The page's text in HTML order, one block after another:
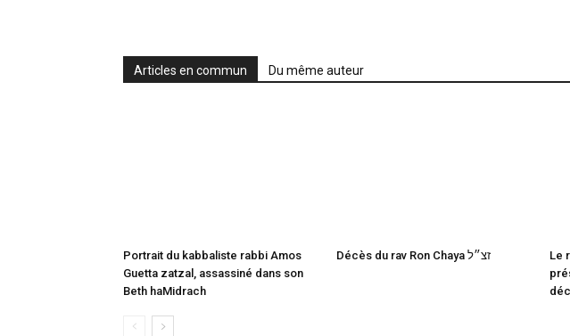
Articles en commun Du même auteur
Portrait du kabbaliste rabbi Amos
Guetta zatzal, assassiné dans son
Beth haMidrach
Décès du rav Ron Chaya זצ״ל
Le